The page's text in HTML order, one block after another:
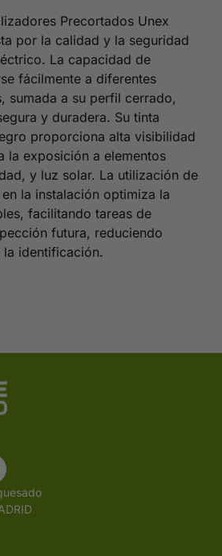
Precortados Unex
por la calidad y la seguridad
La capacidad de
fácilmente a diferentes
sumada a su perfil cerrado,
y duradera. Su tinta
proporciona alta visibilidad
la exposición a elementos
y luz solar. La utilización de
la instalación optimiza la
facilitando tareas de
futura, reduciendo
identificación.